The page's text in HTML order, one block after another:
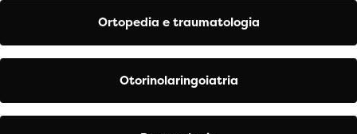
Ortopedia e traumatologia
Otorinolaringoiatria